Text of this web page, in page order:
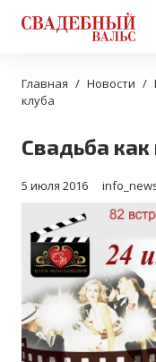
Главная Новости
клуба
Свадьба как
5 июля 2016